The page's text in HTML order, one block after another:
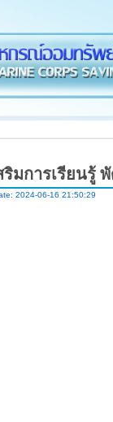
ริมการเรียนรู้
2024-06-16 21:50:29